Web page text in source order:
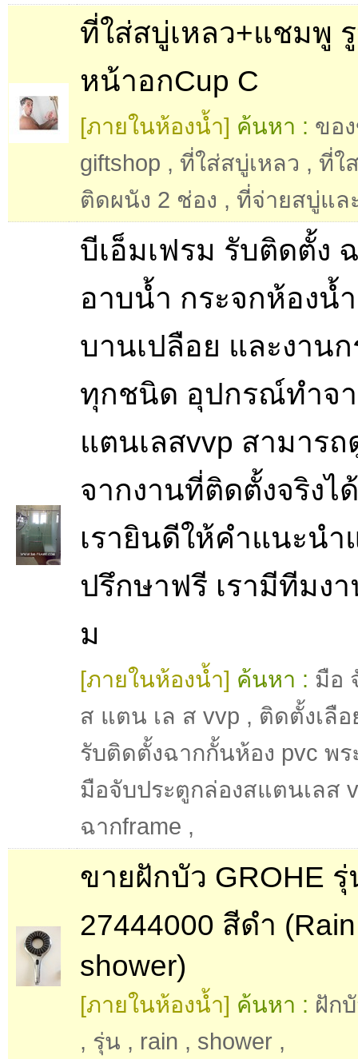
ที่ใส่สบู่เหลว+แชมพู
หน้าอกCup C
[ภายในห้องน้ำ] ค้นหา : ขอ
giftshop , ที่ใส่สบู่เหลว , ที่ใ
ติดผนัง 2 ช่อง , ที่จ่ายสบู่แ
บีเอ็มเฟรม รับติดตั้ง
อาบน้ำ กระจกห้องน้
บานเปลือย และงาน
ทุกชนิด อุปกรณ์ทำจ
แตนเลสvvp สามารถ
จากงานที่ติดตั้งจริงไ
เรายินดีให้คำแนะนำ
ปรึกษาฟรี เรามีทีมง
ม
[ภายในห้องน้ำ] ค้นหา : มือ
ส แตน เล ส vvp , ติดตั้งเลื
รับติดตั้งฉากกั้นห้อง pvc พร
มือจับประตูกล่องสแตนเลส
ฉากframe ,
ขายฝักบัว GROHE
27444000 สีดำ (Rain
shower)
[ภายในห้องน้ำ] ค้นหา : ฝัก
, รุ่น , rain , shower ,